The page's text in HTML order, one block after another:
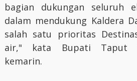
bagian dukungan seluruh
dalam mendukung Kaldera
salah satu prioritas
air," kata Bupati Taput
kemarin.